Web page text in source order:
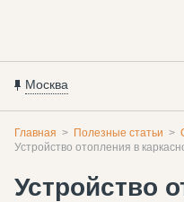
Москва
Главная Полезные статьи
Устройство отопления в
Устройство